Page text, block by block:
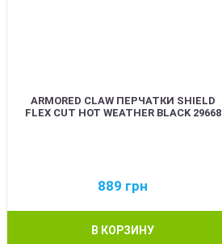
ARMORED CLAW ПЕРЧАТКИ SHIELD
FLEX CUT HOT WEATHER BLACK 29668
889 грн
В КОРЗИНУ